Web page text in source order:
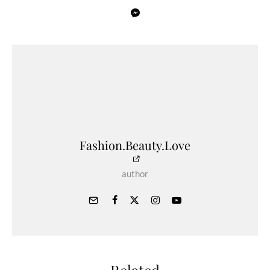
Fashion.Beauty.Love
author